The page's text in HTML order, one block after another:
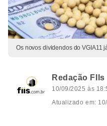
Os novos dividendos do VGIA11
Redação FIIs
10/09/2025 às
Atualizado em: